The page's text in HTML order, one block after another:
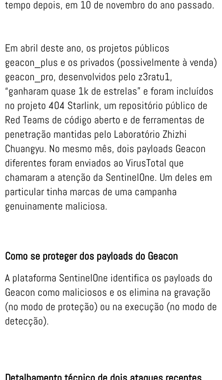
tempo depois, em 10 de novembro do ano passado.
Em abril deste ano, os projetos públicos
geacon_plus e os privados (possivelmente à venda)
geacon_pro, desenvolvidos pelo z3ratu1,
“ganharam quase 1k de estrelas” e foram incluídos
no projeto 404 Starlink, um repositório público de
Red Teams de código aberto e de ferramentas de
penetração mantidas pelo Laboratório Zhizhi
Chuangyu. No mesmo mês, dois payloads Geacon
diferentes foram enviados ao VirusTotal que
chamaram a atenção da SentinelOne. Um deles em
particular tinha marcas de uma campanha
genuinamente maliciosa.
Como se proteger dos payloads do Geacon
A plataforma SentinelOne identifica os payloads do
Geacon como maliciosos e os elimina na gravação
(no modo de proteção) ou na execução (no modo de
detecção).